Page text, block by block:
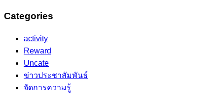
Categories
activity
Reward
Uncate
ข่าวประชาสัมพันธ์
จัดการความรู้